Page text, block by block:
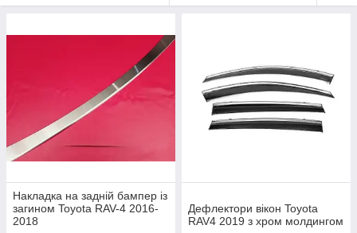
Накладка на задній бампер із
загином Toyota RAV-4 2016-
2018
Дефлектори вікон Toyota
RAV4 2019 з хром молдингом